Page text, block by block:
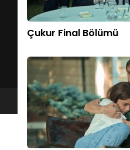
Çukur Final Bölümü